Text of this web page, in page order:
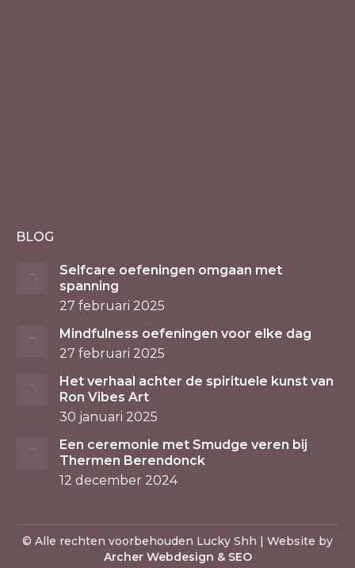
BLOG
Selfcare oefeningen omgaan met
spanning
27 februari 2025
Mindfulness oefeningen voor elke dag
27 februari 2025
Het verhaal achter de spirituele kunst van
Ron Vibes Art
30 januari 2025
Een ceremonie met Smudge veren bij
Thermen Berendonck
12 december 2024
© Alle rechten voorbehouden Lucky Shh | Website by
Archer Webdesign & SEO